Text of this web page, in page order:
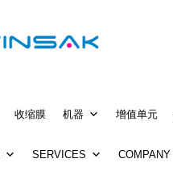
收缩膜 机器 增值单元
SERVICES COMPANY